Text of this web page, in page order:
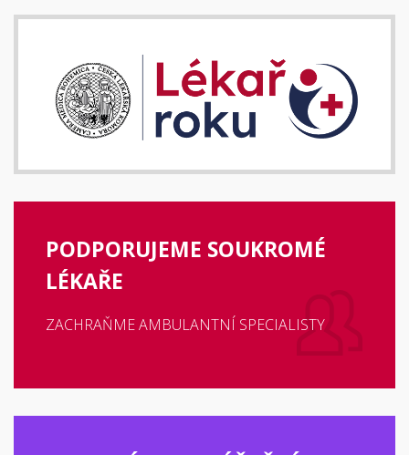
PODPORUJEME SOUKROMÉ
LÉKAŘE
ZACHRAŇME AMBULANTNÍ SPECIALISTY